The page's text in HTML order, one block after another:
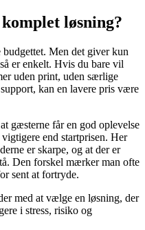
løsning?
Men det giver kun
er enkelt. Hvis du bare vil
uden print, uden særlige
kan en lavere pris være
gæsterne får en god oplevelse
end startprisen. Her
er skarpe, og at der er
Den forskel mærker man ofte
sent at fortryde.
med at vælge en løsning, der
i stress, risiko og